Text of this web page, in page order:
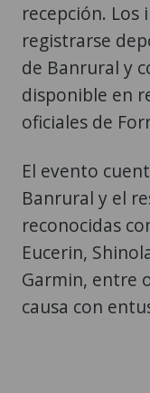
recepción. Los
registrarse
de Banrural y
disponible en
oficiales de
El evento
Banrural y el
reconocidas
Eucerin,
Garmin, entre
causa con